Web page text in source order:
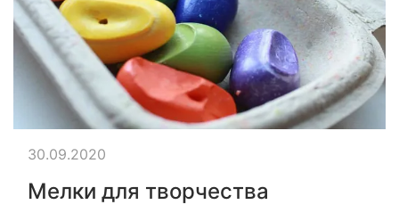
Мелки для творчества
30.09.2020